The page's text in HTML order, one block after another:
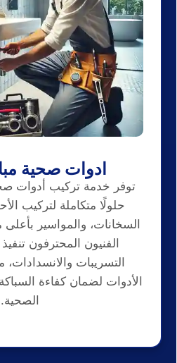
ادوات صحية
توفر خدمة تركيب أدوات
حلولًا متكاملة لتركيب
السخانات، والمواسير
الفنيون المحترفون
التسريبات
الأدوات لضمان كفاءة
الصحية.